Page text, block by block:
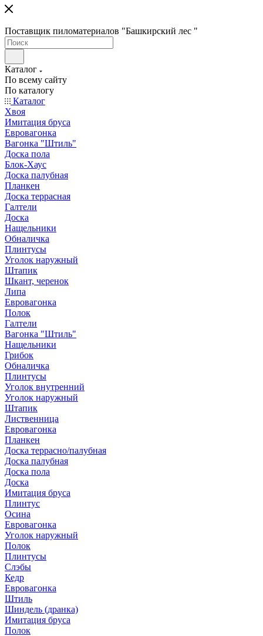
Поставщик пиломатериалов "Башкирский лес "
Каталог
По всему сайту
По каталогу
Каталог
Хвоя
Имитация бруса
Евровагонка
Вагонка "Штиль"
Доска пола
Блок-Хаус
Доска палубная
Планкен
Доска террасная
Галтели
Доска
Нащельники
Обналичка
Плинтусы
Уголок наружный
Штапик
Шкант, черенок
Липа
Евровагонка
Полок
Галтели
Вагонка "Штиль"
Нащельники
Грибок
Обналичка
Плинтусы
Уголок внутренний
Уголок наружный
Штапик
Лиственница
Евровагонка
Планкен
Доска террасно/палубная
Доска палубная
Доска пола
Доска
Имитация бруса
Плинтус
Осина
Евровагонка
Уголок наружный
Полок
Плинтусы
Слэбы
Кедр
Евровагонка
Штиль
Шиндель (дранка)
Имитация бруса
Полок